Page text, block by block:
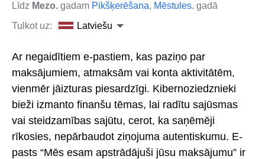
Līdz Mezo. gadam Pikšķerēšana, Mēstules. gadā
Tulkot uz:
Latviešu
Ar negaidītiem e-pastiem, kas paziņo par
maksājumiem, atmaksām vai konta aktivitātēm,
vienmēr jāizturas piesardzīgi. Kibernoziedznieki
bieži izmanto finanšu tēmas, lai radītu sajūsmas
vai steidzamības sajūtu, cerot, ka saņēmēji
rīkosies, nepārbaudot ziņojuma autentiskumu. E-
pasts “Mēs esam apstrādājuši jūsu maksājumu” ir